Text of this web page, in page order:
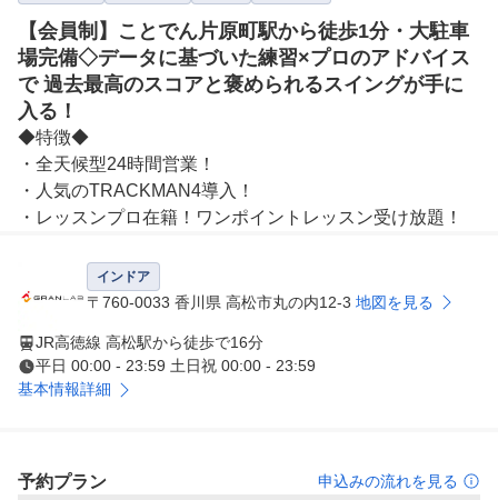
【会員制】ことでん片原町駅から徒歩1分・大駐車
場完備◇データに基づいた練習×プロのアドバイス
で 過去最高のスコアと褒められるスイングが手に
入る！
◆特徴◆
・全天候型24時間営業！
・人気のTRACKMAN4導入！
インドア
〒760-0033 香川県 高松市丸の内12-3 地図を見る
JR高徳線 高松駅から徒歩で16分
平日 00:00 - 23:59 土日祝 00:00 - 23:59
基本情報詳細
予約プラン 申込みの流れを見る